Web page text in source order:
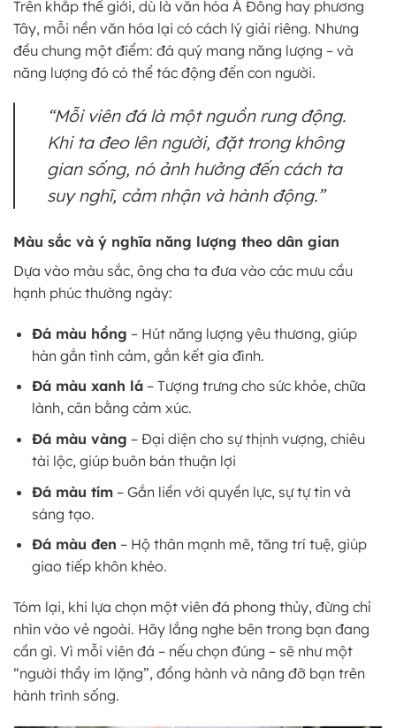
Trên khắp thế giới, dù là văn hóa Á Đông hay phương
Tây, mỗi nền văn hóa lại có cách lý giải riêng. Nhưng
đều chung một điểm: đá quý mang năng lượng – và
năng lượng đó có thể tác động đến con người.
“Mỗi viên đá là một nguồn rung động.
Khi ta đeo lên người, đặt trong không
gian sống, nó ảnh hưởng đến cách ta
suy nghĩ, cảm nhận và hành động.”
Màu sắc và ý nghĩa năng lượng theo dân gian
Dựa vào màu sắc, ông cha ta đưa vào các mưu cầu
hạnh phúc thường ngày:
Đá màu hồng – Hút năng lượng yêu thương, giúp
hàn gắn tình cảm, gắn kết gia đình.
Đá màu xanh lá– Tượng trưng cho sức khỏe, chữa
lành, cân bằng cảm xúc.
Đá màu vàng – Đại diện cho sự thịnh vượng, chiêu
tài lộc, giúp buôn bán thuận lợi
Đá màu tím– Gắn liền với quyền lực, sự tự tin và
sáng tạo.
Đá màu đen – Hộ thân mạnh mẽ, tăng trí tuệ, giúp
giao tiếp khôn khéo.
Tóm lại, khi lựa chọn một viên đá phong thủy, đừng chỉ
nhìn vào vẻ ngoài. Hãy lắng nghe bên trong bạn đang
cần gì. Vì mỗi viên đá – nếu chọn đúng – sẽ như một
“người thầy im lặng”, đồng hành và nâng đỡ bạn trên
hành trình sống.